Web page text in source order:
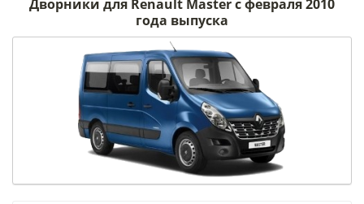
Дворники для Renault Master c февраля 2010
года выпуска